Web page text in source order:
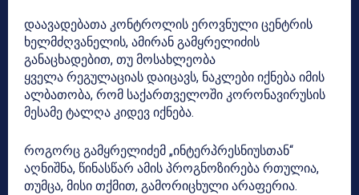
დაავადებათა კონტროლის ეროვნული ცენტრის
ხელმძღვანელის, ამირან გამყრელიძის
განაცხადებით, თუ მოსახლეობა
ყველა რეგულაციას დაიცავს, ნაკლები იქნება იმის
ალბათობა, რომ საქართველოში კორონავირუსის
მესამე ტალღა კიდევ იქნება.
როგორც გამყრელიძემ „ინტერპრესნიუსთან“
აღნიშნა, წინასწარ ამის პროგნოზირება რთულია,
თუმცა, მისი თქმით, გამორიცხული არაფერია.